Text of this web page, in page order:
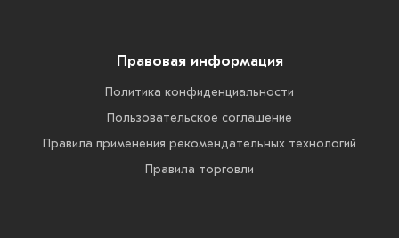
Правовая информация
Политика конфиденциальности
Пользовательское соглашение
Правила применения рекомендательных технологий
Правила торговли